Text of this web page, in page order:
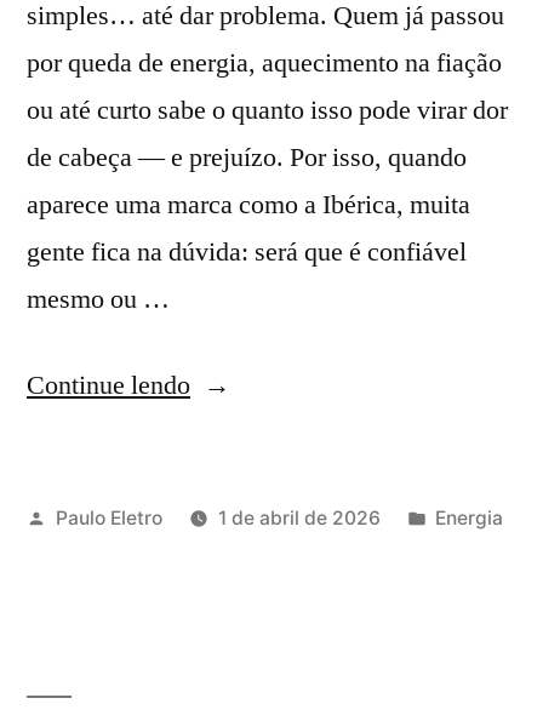
simples… até dar problema. Quem já passou
por queda de energia, aquecimento na fiação
ou até curto sabe o quanto isso pode virar dor
de cabeça — e prejuízo. Por isso, quando
aparece uma marca como a Ibérica, muita
gente fica na dúvida: será que é confiável
mesmo ou …
Continue lendo“Cabo
elétrico
Publicado
Paulo Eletro 1 de abril de 2026
Publicado
Energia